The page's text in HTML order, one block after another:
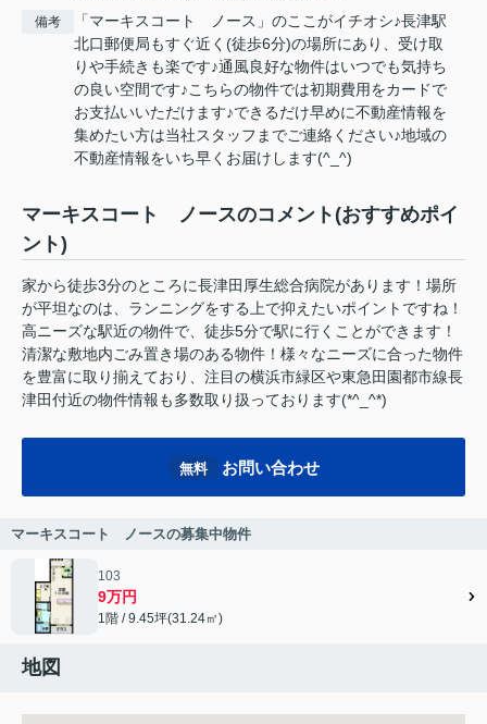
備考
「マーキスコート ノース」のここがイチオシ♪長津駅
北口郵便局もすぐ近く(徒歩6分)の場所にあり、受け取
りや手続きも楽です♪通風良好な物件はいつでも気持ち
の良い空間です♪こちらの物件では初期費用をカードで
お支払いいただけます♪できるだけ早めに不動産情報を
集めたい方は当社スタッフまでご連絡ください♪地域の
不動産情報をいち早くお届けします(^_^)
マーキスコート ノースのコメント(おすすめポイ
ント)
家から徒歩3分のところに長津田厚生総合病院があります！場所
が平坦なのは、ランニングをする上で抑えたいポイントですね！
高ニーズな駅近の物件で、徒歩5分で駅に行くことができます！
清潔な敷地内ごみ置き場のある物件！様々なニーズに合った物件
を豊富に取り揃えており、注目の横浜市緑区や東急田園都市線長
津田付近の物件情報も多数取り扱っております(*^_^*)
無料 お問い合わせ
マーキスコート ノースの募集中物件
103
9万円
1階 / 9.45坪(31.24㎡)
地図